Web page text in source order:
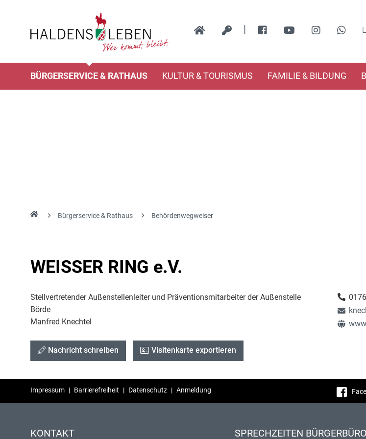
|
BÜRGERSERVICE & RATHAUS KULTUR & TOURISMUS FAMILIE & BILDUNG
Bürgerservice & Rathaus Behördenwegweiser
WEISSER RING e.V.
Stellvertretender Außenstellenleiter und Präventionsmitarbeiter der Außenstelle
Börde
Manfred Knechtel
Nachricht schreiben Visitenkarte exportieren
Impressum | Barrierefreiheit | Datenschutz | Anmeldung
KONTAKT SPRECHZEITEN